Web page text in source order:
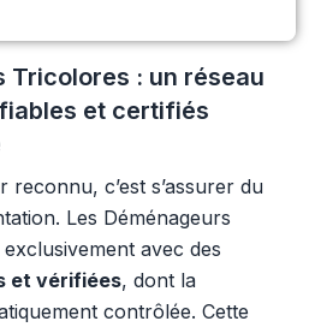
Tricolores : un réseau
et certifiés
reconnu, c’est s’assurer du
Les Déménageurs
avec des
et vérifiées, dont la
contrôlée. Cette